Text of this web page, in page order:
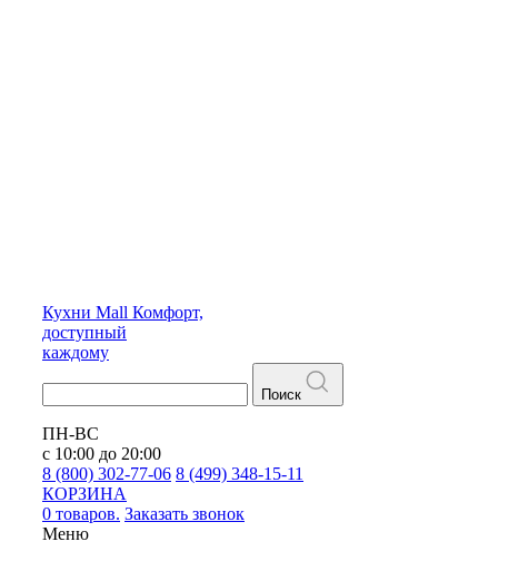
Кухни Mall Комфорт,
доступный
каждому
Поиск
ПН-ВС
с 10:00 до 20:00
8 (800) 302-77-06 8 (499) 348-15-11
КОРЗИНА
0 товаров. Заказать звонок
Меню